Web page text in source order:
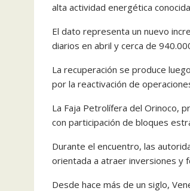
alta actividad energética
El dato representa un nuevo
diarios en abril y cerca de
La recuperación se produce
por la reactivación de
La Faja Petrolífera del Orinoco,
con participación de bloques
Durante el encuentro, las
orientada a atraer inversiones y
Desde hace más de un siglo,